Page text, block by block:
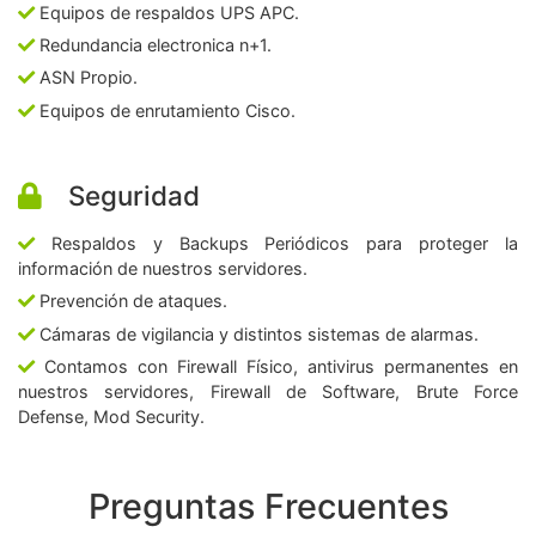
Equipos de respaldos UPS APC.
Redundancia electronica n+1.
ASN Propio.
Equipos de enrutamiento Cisco.
Seguridad
Respaldos y Backups Periódicos para proteger la
información de nuestros servidores.
Prevención de ataques.
Cámaras de vigilancia y distintos sistemas de alarmas.
Contamos con Firewall Físico, antivirus permanentes en
nuestros servidores, Firewall de Software, Brute Force
Defense, Mod Security.
Preguntas Frecuentes